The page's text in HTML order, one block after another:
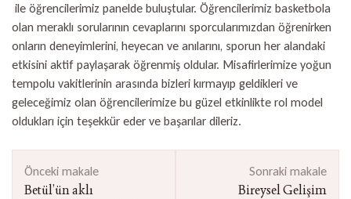
ile öğrencilerimiz panelde buluştular. Öğrencilerimiz basketbola
olan meraklı sorularının cevaplarını sporcularımızdan öğrenirken
onların deneyimlerini, heyecan ve anılarını, sporun her alandaki
etkisini aktif paylaşarak öğrenmiş oldular. Misafirlerimize yoğun
tempolu vakitlerinin arasında bizleri kırmayıp geldikleri ve
geleceğimiz olan öğrencilerimize bu güzel etkinlikte rol model
oldukları için teşekkür eder ve başarılar dileriz.
Yazı
dolaşımı
Önceki makale
Betül’ün aklı
Sonraki makale
Bireysel Gelişim